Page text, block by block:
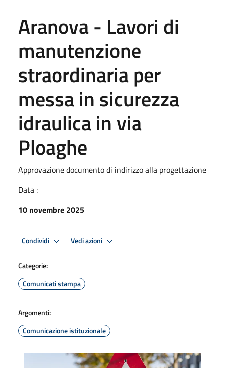
Aranova - Lavori di
manutenzione
straordinaria per
messa in sicurezza
idraulica in via
Ploaghe
Approvazione documento di indirizzo alla progettazione
Data :
10 novembre 2025
Condividi Vedi azioni
Categorie:
Comunicati stampa
Argomenti:
Comunicazione istituzionale